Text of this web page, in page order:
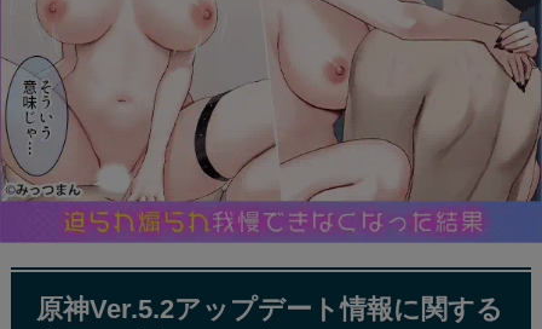
原神Ver.5.2アップデート情報に関する